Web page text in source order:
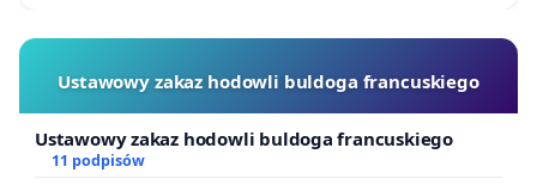
Ustawowy zakaz hodowli buldoga francuskiego
Ustawowy zakaz hodowli buldoga francuskiego
11 podpisów